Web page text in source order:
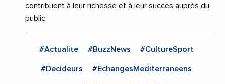
contribuent à leur richesse et à leur succès auprès du
public.
#Actualite #BuzzNews #CultureSport
#Decideurs #EchangesMediterraneens